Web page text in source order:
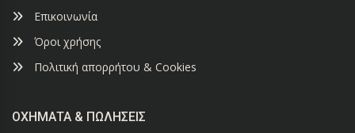
Επικοινωνία
Όροι χρήσης
Πολιτική απορρήτου & Cookies
ΟΧΉΜΑΤΑ & ΠΩΛΉΣΕΙΣ